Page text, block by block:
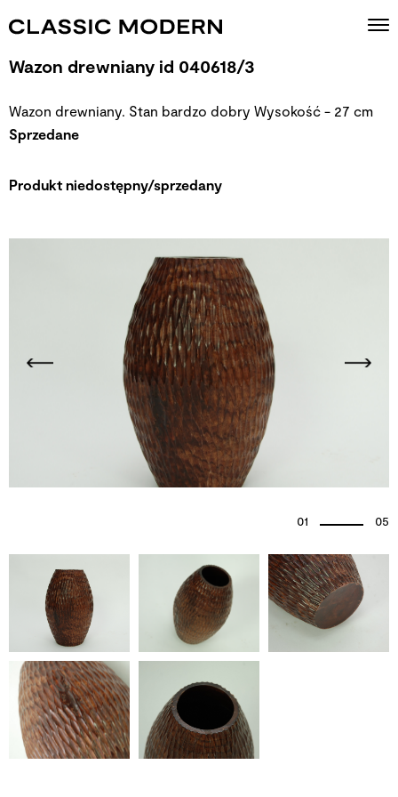
01 05
Wazon drewniany id 040618/3
Wazon drewniany. Stan bardzo dobry Wysokość - 27 cm
Sprzedane
Produkt niedostępny/sprzedany